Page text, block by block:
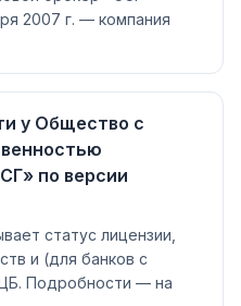
2007 г. — компания
у Общество с
по версии
статус лицензии,
и (для банков с
Подробности — на